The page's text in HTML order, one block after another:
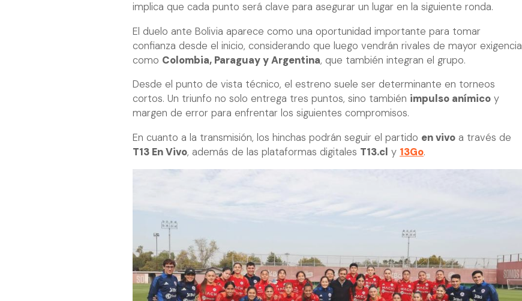
implica que cada punto será clave para asegurar un lugar en la siguiente ronda.
El duelo ante Bolivia aparece como una oportunidad importante para tomar
confianza desde el inicio, considerando que luego vendrán rivales de mayor exigencia
como Colombia, Paraguay y Argentina, que también integran el grupo.
Desde el punto de vista técnico, el estreno suele ser determinante en torneos
cortos. Un triunfo no solo entrega tres puntos, sino también impulso anímico y
margen de error para enfrentar los siguientes compromisos.
En cuanto a la transmisión, los hinchas podrán seguir el partido en vivo a través de
T13 En Vivo, además de las plataformas digitales T13.cl y 13Go.